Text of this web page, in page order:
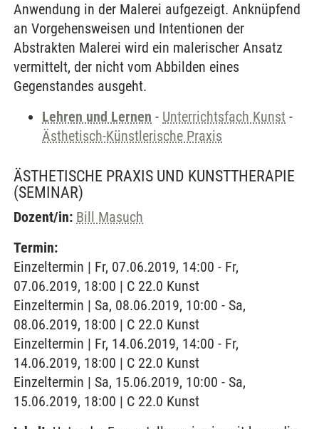
Anwendung in der Malerei aufgezeigt. Anknüpfend
an Vorgehensweisen und Intentionen der
Abstrakten Malerei wird ein malerischer Ansatz
vermittelt, der nicht vom Abbilden eines
Gegenstandes ausgeht.
Lehren und Lernen - Unterrichtsfach Kunst -
Ästhetisch-Künstlerische Praxis
ÄSTHETISCHE PRAXIS UND KUNSTTHERAPIE
(SEMINAR)
Dozent/in: Bill Masuch
Termin:
Einzeltermin | Fr, 07.06.2019, 14:00 - Fr,
07.06.2019, 18:00 | C 22.0 Kunst
Einzeltermin | Sa, 08.06.2019, 10:00 - Sa,
08.06.2019, 18:00 | C 22.0 Kunst
Einzeltermin | Fr, 14.06.2019, 14:00 - Fr,
14.06.2019, 18:00 | C 22.0 Kunst
Einzeltermin | Sa, 15.06.2019, 10:00 - Sa,
15.06.2019, 18:00 | C 22.0 Kunst